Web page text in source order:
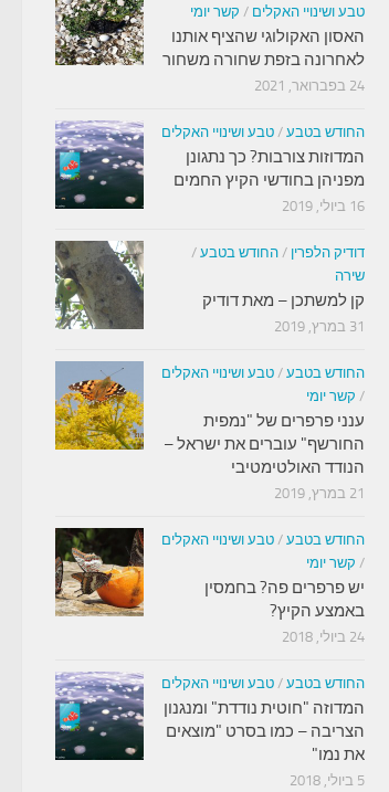
טבע ושינויי האקלים / קשר יומי
האסון האקולוגי שהציף אותנו
לאחרונה בזפת שחורה משחור
24 בפברואר, 2021
החודש בטבע / טבע ושינויי האקלים
המדוזות צורבות? כך נתגונן
מפניהן בחודשי הקיץ החמים
16 ביולי, 2019
דודיק הלפרין / החודש בטבע /
שירה
קן למשתכן – מאת דודיק
31 במרץ, 2019
החודש בטבע / טבע ושינויי האקלים
/ קשר יומי
ענני פרפרים של "נמפית
החורשף" עוברים את ישראל –
הנודד האולטימטיבי
21 במרץ, 2019
החודש בטבע / טבע ושינויי האקלים
/ קשר יומי
יש פרפרים פה? בחמסין
באמצע הקיץ?
24 ביולי, 2018
החודש בטבע / טבע ושינויי האקלים
המדוזה "חוטית נודדת" ומנגנון
הצריבה – כמו בסרט "מוצאים
את נמו"
5 ביולי, 2018